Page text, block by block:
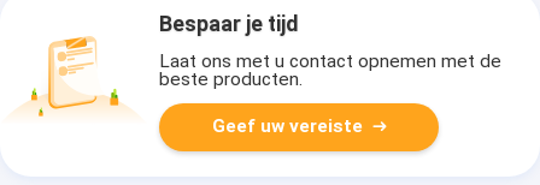
Bespaar je tijd
Laat ons met u contact opnemen met de
beste producten.
Geef uw vereiste